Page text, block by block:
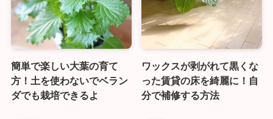
簡単で楽しい大葉の育て
方！土を使わないでベラン
ダでも栽培できるよ
ワックスが剥がれて黒くな
った賃貸の床を綺麗に！自
分で補修する方法